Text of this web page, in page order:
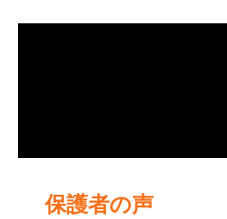
保護者の声